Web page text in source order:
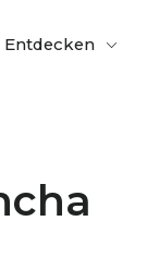
Entdecken